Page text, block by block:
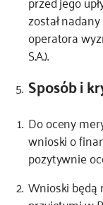
został
operatora
S.A.).
Sposób i
Do oceny
wnioski o
pozytywnie
Wnioski będą